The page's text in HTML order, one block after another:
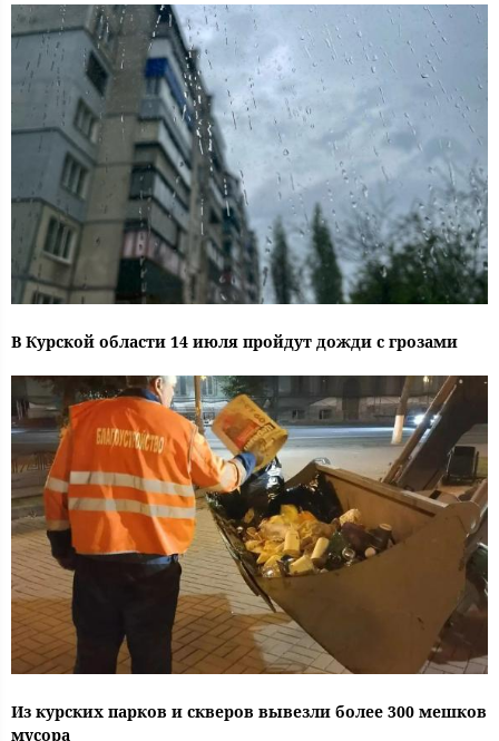
В Курской области 14 июля пройдут дожди с грозами
Из курских парков и скверов вывезли более 300 мешков
мусора